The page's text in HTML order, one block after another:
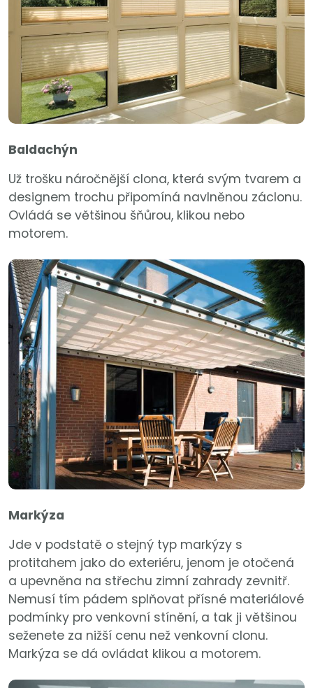
Baldachýn
Už trošku náročnější clona, která svým tvarem a
designem trochu připomíná navlněnou záclonu.
Ovládá se většinou šňůrou, klikou nebo
motorem.
Markýza
Jde v podstatě o stejný typ markýzy s
protitahem jako do exteriéru, jenom je otočená
a upevněna na střechu zimní zahrady zevnitř.
Nemusí tím pádem splňovat přísné materiálové
podmínky pro venkovní stínění, a tak ji většinou
seženete za nižší cenu než venkovní clonu.
Markýza se dá ovládat klikou a motorem.